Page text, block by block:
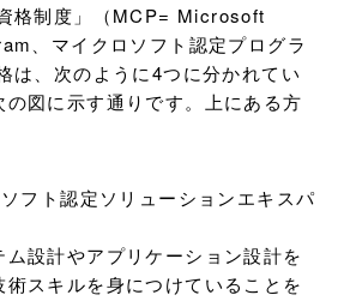
格制度」（MCP= Microsoft
、マイクロソフト認定プログラ
は、次のように4つに分かれてい
の図に示す通りです。上にある方
フト認定ソリューションエキスパ
設計やアプリケーション設計を
スキルを身につけていることを